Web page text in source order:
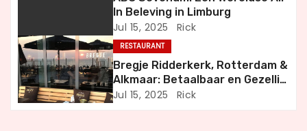
a
t
i
In Beleving in Limburg
Jul 15, 2025 Rick
RESTAURANT
Bregje Ridderkerk, Rotterdam &
Alkmaar: Betaalbaar en Gezellig
Uit Eten
Jul 15, 2025 Rick